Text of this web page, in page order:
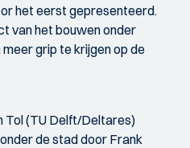
het eerst gepresenteerd.
van het bouwen onder
grip te krijgen op de
Tol (TU Delft/Deltares)
de stad door Frank